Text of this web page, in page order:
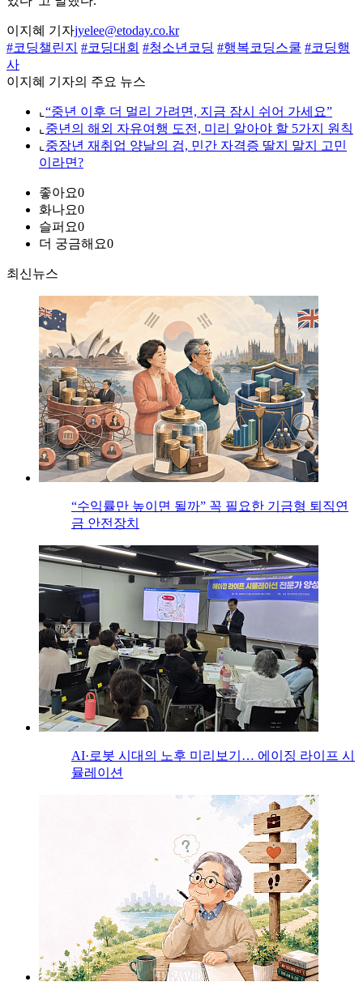
이지혜 기자jyelee@etoday.co.kr
#코딩챌린지 #코딩대회 #청소년코딩 #행복코딩스쿨 #코딩행
사
이지혜 기자의 주요 뉴스
⌞ “중년 이후 더 멀리 가려면, 지금 잠시 쉬어 가세요”
⌞ 중년의 해외 자유여행 도전, 미리 알아야 할 5가지 원칙
⌞ 중장년 재취업 양날의 검, 민간 자격증 딸지 말지 고민
이라면?
좋아요0
화나요0
슬퍼요0
더 궁금해요0
최신뉴스
“수익률만 높이면 될까” 꼭 필요한 기금형 퇴직연
금 안전장치
AI·로봇 시대의 노후 미리보기… 에이징 라이프 시
뮬레이션